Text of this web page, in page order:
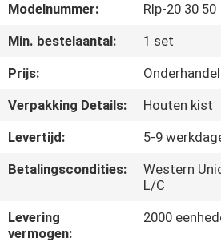
NEEM
CONTACT
ONS
OP
Modelnummer:
Rlp-20 30 50
Min. bestelaantal:
1 set
Prijs:
Verpakking Details:
Houten kist
Levertijd:
5-9
Betalingscondities:
Western
L/C
Levering
vermogen:
2000